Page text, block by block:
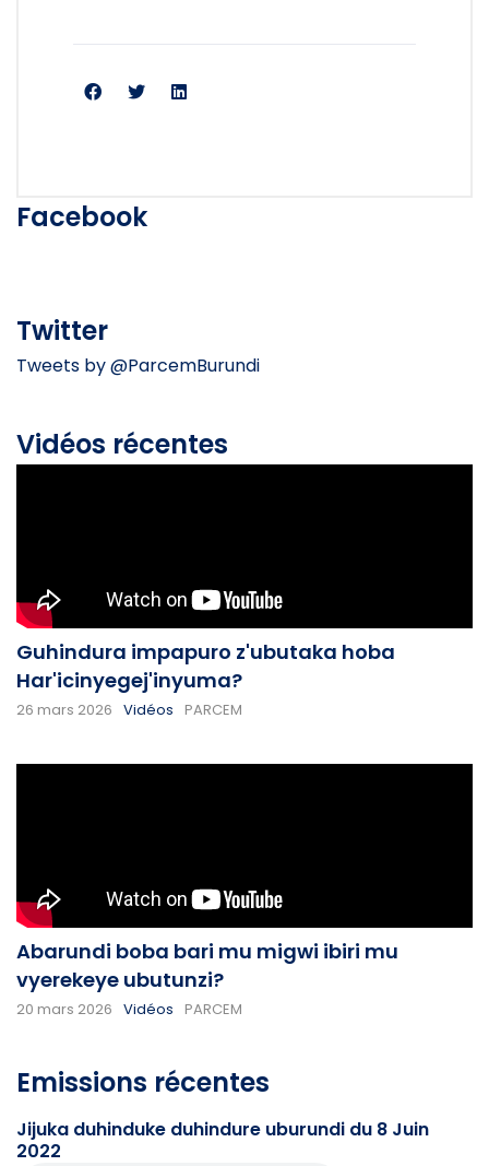
Facebook
Twitter
Tweets by @ParcemBurundi
Vidéos récentes
Guhindura impapuro z'ubutaka hoba
Har'icinyegej'inyuma?
26 mars 2026 Vidéos PARCEM
Abarundi boba bari mu migwi ibiri mu
vyerekeye ubutunzi?
20 mars 2026 Vidéos PARCEM
Emissions récentes
Jijuka duhinduke duhindure uburundi du 8 Juin
2022